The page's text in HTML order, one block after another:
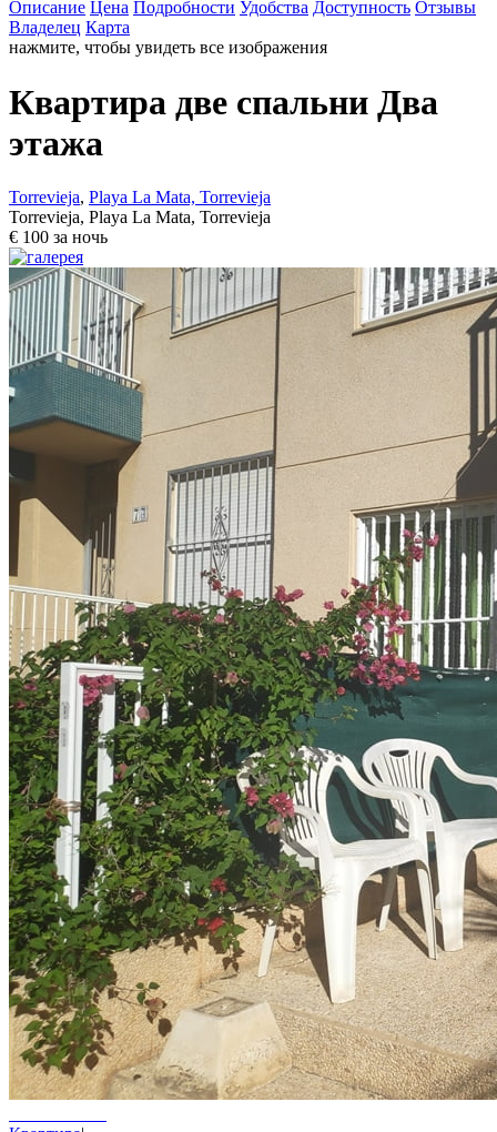
Описание Цена Подробности Удобства Доступность Отзывы
Владелец Карта
нажмите, чтобы увидеть все изображения
Квартира две спальни Два
этажа
Torrevieja, Playa La Mata, Torrevieja
Torrevieja, Playa La Mata, Torrevieja
€ 100 за ночь